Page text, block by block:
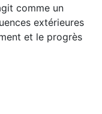
comme un
extérieures
et le progrès